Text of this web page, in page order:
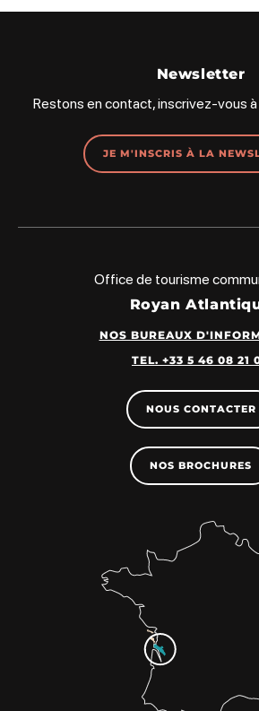
Newsletter
Restons en contact, inscrivez-vous
JE M'INSCRIS À LA
Office de tourisme
Royan
NOS BUREAUX
TEL. +33 5 46 08 21
NOUS CONTACTER
NOS BROCHURES